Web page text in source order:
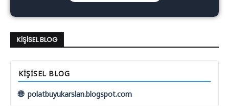
KIŞISEL BLOG
KIŞISEL BLOG
🌐 polatbuyukarslan.blogspot.com